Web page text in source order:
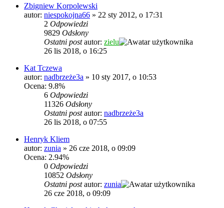
Zbigniew Korpolewski
autor: niespokojna66 » 22 sty 2012, o 17:31
2 Odpowiedzi
9829 Odsłony
Ostatni postautor: zielu
26 lis 2018, o 16:25
Kat Tczewa
autor: nadbrzeże3a » 10 sty 2017, o 10:53
Ocena: 9.8%
6 Odpowiedzi
11326 Odsłony
Ostatni postautor: nadbrzeże3a
26 lis 2018, o 07:55
Henryk Kliem
autor: zunia » 26 cze 2018, o 09:09
Ocena: 2.94%
0 Odpowiedzi
10852 Odsłony
Ostatni postautor: zunia
26 cze 2018, o 09:09